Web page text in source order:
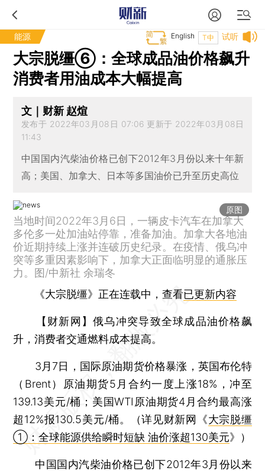
能源 试听
T中
English
大宗脱缰⑥：全球成品油价格飙升
消费者用油成本大幅提高
文｜财新 赵煊
发布于 2022年03月08日 07:06 更新于 2022年03月08日
11:43
中国国内汽柴油价格已创下2012年3月份以来十年新
高；美国、加拿大、日本等多国油价已升至历史高位
原图
当地时间2022年3月6日，一辆皮卡汽车在加拿大
多伦多一处加油站停靠，准备加油。加拿大各地油
价近期持续上涨并连破历史纪录。在疫情、俄乌冲
突等多重因素影响下，加拿大正面临明显的通胀压
力。图/中新社 余瑞冬
《大宗脱缰》正在连载中，查看已更新内容
【财新网】俄乌冲突导致全球成品油价格飙
升，消费者交通燃料成本提高。
3月7日，国际原油期货价格暴涨，英国布伦特
（Brent）原油期货5月合约一度上涨18%，冲至
139.13美元/桶；美国WTI原油期货4月合约最高涨
超12%报130.5美元/桶。（详见财新网《大宗脱缰
①：全球能源供给瞬时短缺 油价涨超130美元》）
中国国内汽柴油价格已创下2012年3月份以来